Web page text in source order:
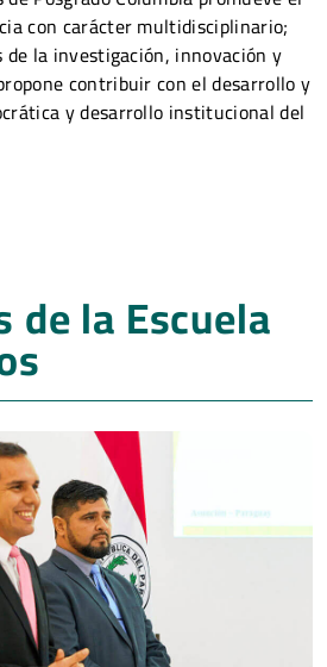
con carácter multidisciplinario;
la investigación, innovación y
contribuir con el desarrollo y
y desarrollo institucional del
de la Escuela